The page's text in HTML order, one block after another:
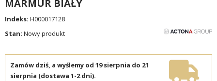
MARMUR BIAŁY
Indeks: H000017128
Stan: Nowy produkt
Zamów dziś, a wyślemy od 19 sierpnia do 21
sierpnia (dostawa 1-2 dni).